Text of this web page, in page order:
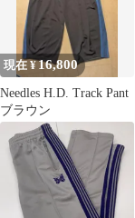
現在 ¥16,800
Needles H.D. Track Pant
ブラウン